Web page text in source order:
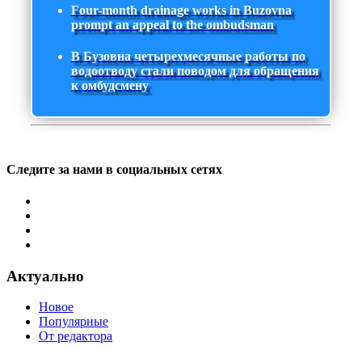
Four-month drainage works in Buzovna
prompt an appeal to the ombudsman
В Бузовна четырехмесячные работы по
водоотводу стали поводом для обращения
к омбудсмену
Следите за нами в социальных сетях
Актуально
Новое
Популярные
От редактора